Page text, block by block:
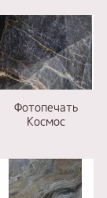
Фотопечать
Космос